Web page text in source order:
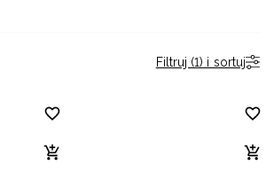
Filtruj (1) i sortuj